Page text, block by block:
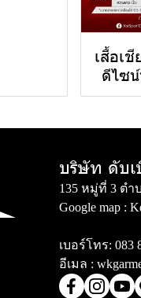
เสื้อเชี
ดีไซ
บริษัท ดับเ
135 หมู่ที่ 3 ตำ
Google map :
เบอร์โทร: 083
อีเมล :